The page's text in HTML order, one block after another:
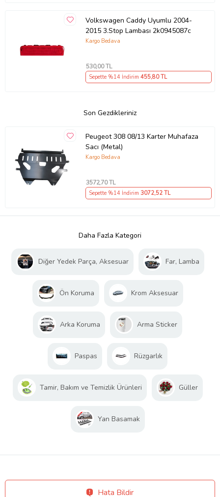
Volkswagen Caddy Uyumlu 2004-
2015 3.Stop Lambası 2k0945087c
Kargo Bedava
530,00 TL
Sepette %14 İndirim 455,80 TL
Son Gezdikleriniz
Peugeot 308 08/13 Karter Muhafaza
Sacı (Metal)
Kargo Bedava
3572,70 TL
Sepette %14 İndirim 3072,52 TL
Daha Fazla Kategori
Diğer Yedek Parça, Aksesuar Far, Lamba
Ön Koruma Krom Aksesuar
Arka Koruma Arma Sticker
Paspas Rüzgarlık
Tamir, Bakım ve Temizlik Ürünleri Güller
Yan Basamak
Hata Bildir